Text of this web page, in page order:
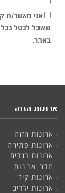
אני מאשר/ת
שאוכל לבטל
באתר.
ארונות הזזה
ארונות הזזה
ארונות פתיחה
ארונות בגדים
חדרי ארונות
ארונות קיר
ארונות ילדים